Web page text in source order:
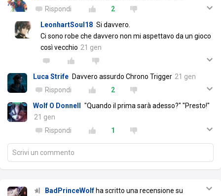
Rispondi
2
LeonhartSoul18 Si davvero.
Ci sono robe che davvero non mi aspettavo da un gioco
così vecchio 21 gen
Luca Strife Davvero assurdo Chrono Trigger 21 gen
Rispondi
2
Wolf O Donnell
"Quando il prima sarà adesso?" "Presto!"
21 gen
Rispondi
1
Scrivi un commento
BadPrinceWolf ha scritto una recensione su